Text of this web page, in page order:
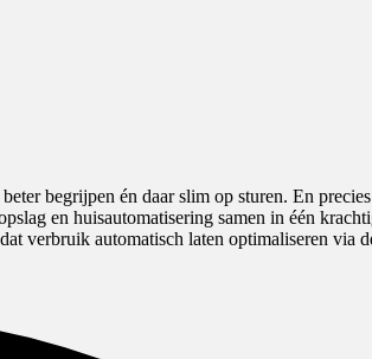
begrijpen én daar slim op sturen. En
en huisautomatisering samen in één
verbruik automatisch laten optimaliseren via